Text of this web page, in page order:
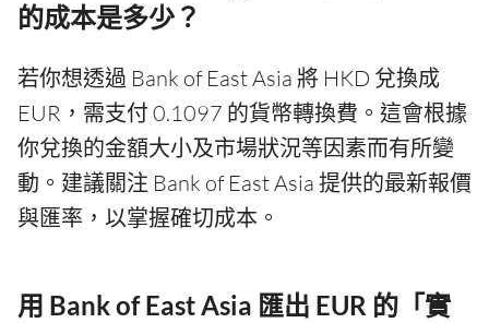
的成本是多少？
若你想透過 Bank of East Asia 將 HKD 兌換成
EUR，需支付 0.1097 的貨幣轉換費。這會根據
你兌換的金額大小及市場狀況等因素而有所變
動。建議關注 Bank of East Asia 提供的最新報價
與匯率，以掌握確切成本。
用 Bank of East Asia 匯出 EUR 的「實